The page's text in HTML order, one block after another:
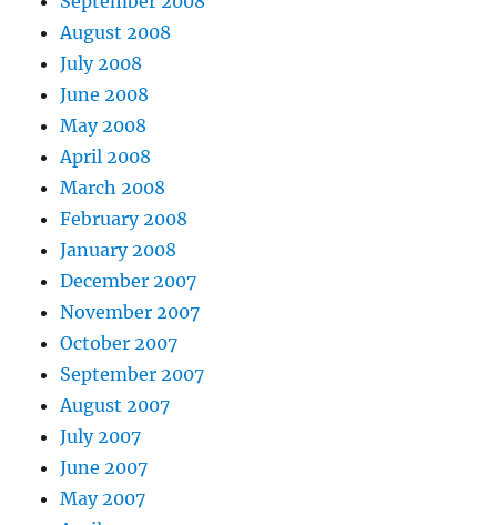
August 2008
July 2008
June 2008
May 2008
April 2008
March 2008
February 2008
January 2008
December 2007
November 2007
October 2007
September 2007
August 2007
July 2007
June 2007
May 2007